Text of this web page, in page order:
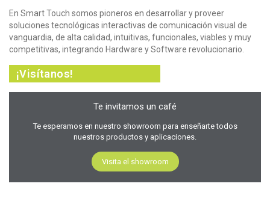
En Smart Touch somos pioneros en desarrollar y proveer
soluciones tecnológicas interactivas de comunicación visual de
vanguardia, de alta calidad, intuitivas, funcionales, viables y muy
competitivas, integrando Hardware y Software revolucionario.
¡Visítanos!
Te invitamos un café
Te esperamos en nuestro showroom para enseñarte todos
nuestros productos y aplicaciones.
Visita el showroom